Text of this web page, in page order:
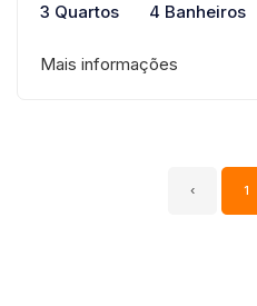
3 Quartos 4 Banheiros
Mais informações
‹ 1